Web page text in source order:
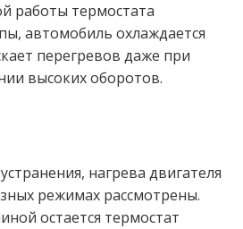
работы термостата
автомобиль охлаждается
перегревов даже при
высоких оборотов.
нагрева двигателя
режимах рассмотрены.
остается термостат